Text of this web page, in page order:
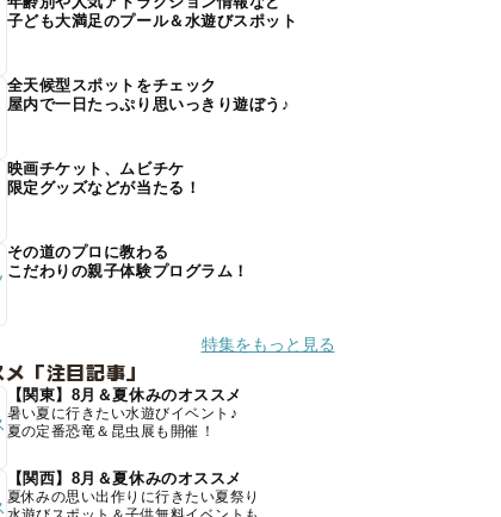
子ども大満足のプール＆水遊びスポット
全天候型スポットをチェック
屋内で一日たっぷり思いっきり遊ぼう♪
映画チケット、ムビチケ
限定グッズなどが当たる！
その道のプロに教わる
こだわりの親子体験プログラム！
特集をもっと見る
「注目記事」
【関東】8月＆夏休みのオススメ
暑い夏に行きたい水遊びイベント♪
夏の定番恐竜＆昆虫展も開催！
【関西】8月＆夏休みのオススメ
夏休みの思い出作りに行きたい夏祭り